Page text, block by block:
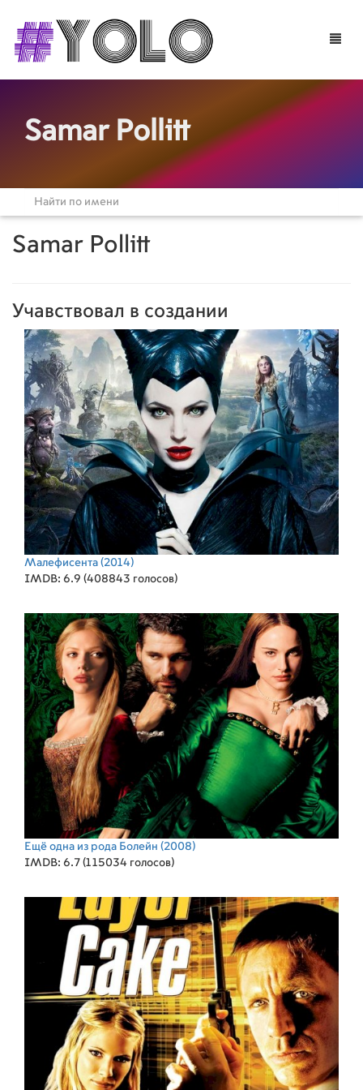
Toggle
Samar Pollitt
Samar Pollitt
Учавствовал в создании
Малефисента (2014)
IMDB: 6.9 (408843 голосов)
Ещё одна из рода Болейн (2008)
IMDB: 6.7 (115034 голосов)